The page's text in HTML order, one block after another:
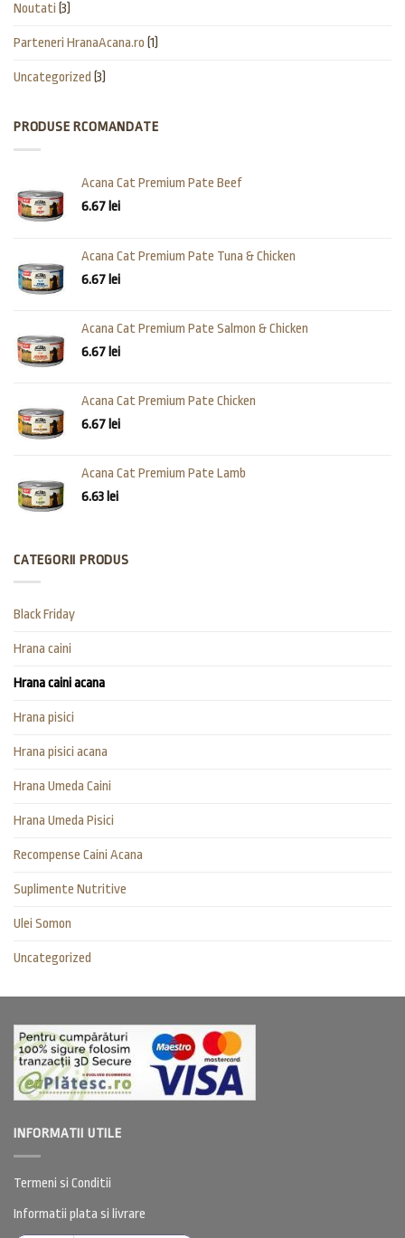
Noutati (3)
Parteneri HranaAcana.ro (1)
Uncategorized (3)
PRODUSE RCOMANDATE
Acana Cat Premium Pate Beef
6.67 lei
Acana Cat Premium Pate Tuna & Chicken
6.67 lei
Acana Cat Premium Pate Salmon & Chicken
6.67 lei
Acana Cat Premium Pate Chicken
6.67 lei
Acana Cat Premium Pate Lamb
6.63 lei
CATEGORII PRODUS
Black Friday
Hrana caini
Hrana caini acana
Hrana pisici
Hrana pisici acana
Hrana Umeda Caini
Hrana Umeda Pisici
Recompense Caini Acana
Suplimente Nutritive
Ulei Somon
Uncategorized
INFORMATII UTILE
Termeni si Conditii
Informatii plata si livrare